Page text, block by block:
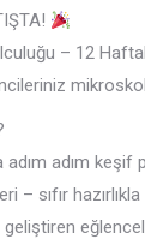
– 12
adım keşif
– sıfır
geliştiren